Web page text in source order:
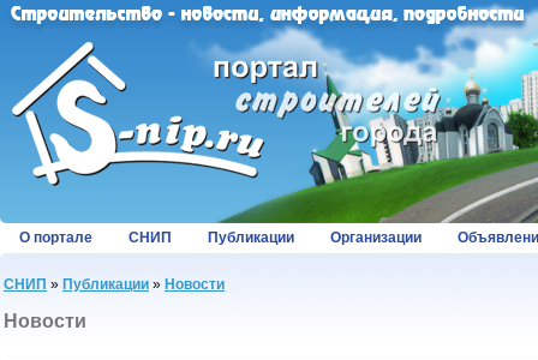
О портале СНИП Публикации Организации
СНИП » Публикации » Новости
Новости